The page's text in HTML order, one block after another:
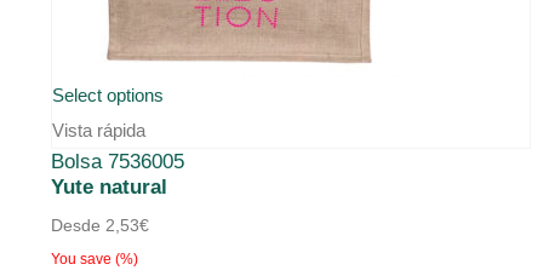
Select options
Vista rápida
Bolsa 7536005
Yute natural
Desde 2,53€
You save (%)